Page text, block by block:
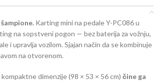
Karting mini na pedale Y-PC086 u
na sopstveni pogon — bez baterija za vožnju,
i upravlja vozilom. Sjajan način da se kombinuje
na otvorenom.
dimenzije (98 × 53 × 56 cm) čine ga